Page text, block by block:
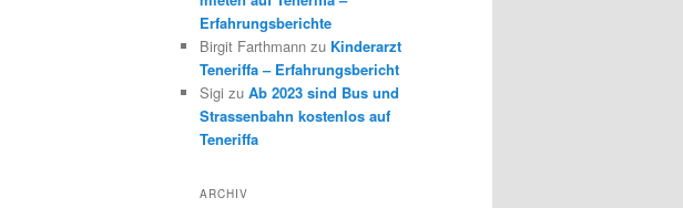
Erfahrungsberichte
Birgit Farthmann zu Kinderarzt
Teneriffa – Erfahrungsbericht
Sigi zu Ab 2023 sind Bus und
Strassenbahn kostenlos auf
Teneriffa
ARCHIV